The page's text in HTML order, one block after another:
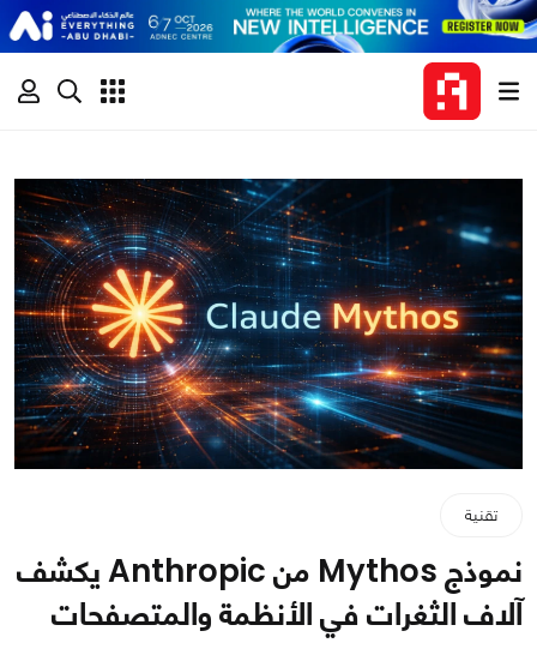
تقنية
نموذج Mythos من Anthropic يكشف
آلاف الثغرات في الأنظمة والمتصفحات